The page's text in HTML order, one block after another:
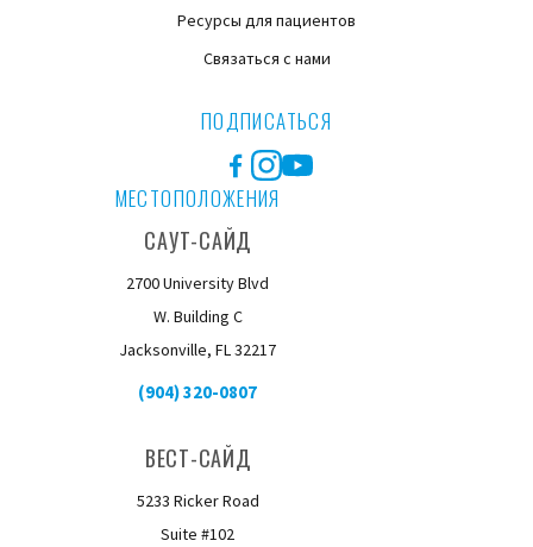
Ресурсы для пациентов
Связаться с нами
ПОДПИСАТЬСЯ
Facebook
Instagram
YouTube
МЕСТОПОЛОЖЕНИЯ
САУТ-САЙД
2700 University Blvd
W. Building C
Jacksonville, FL 32217
(904) 320-0807
ВЕСТ-САЙД
5233 Ricker Road
Suite #102